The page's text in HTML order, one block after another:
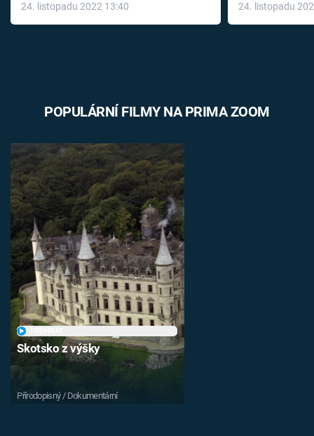
24. listopadu 2022 13:40
léky
24. listopadu
POPULÁRNÍ FILMY NA PRIMA ZOOM
Skotsko z výšky
Přírodopisný / Dokumentární